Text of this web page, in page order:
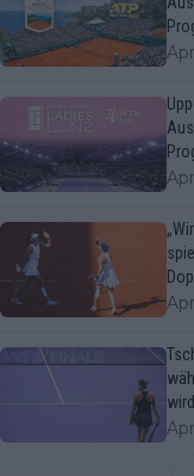
wird